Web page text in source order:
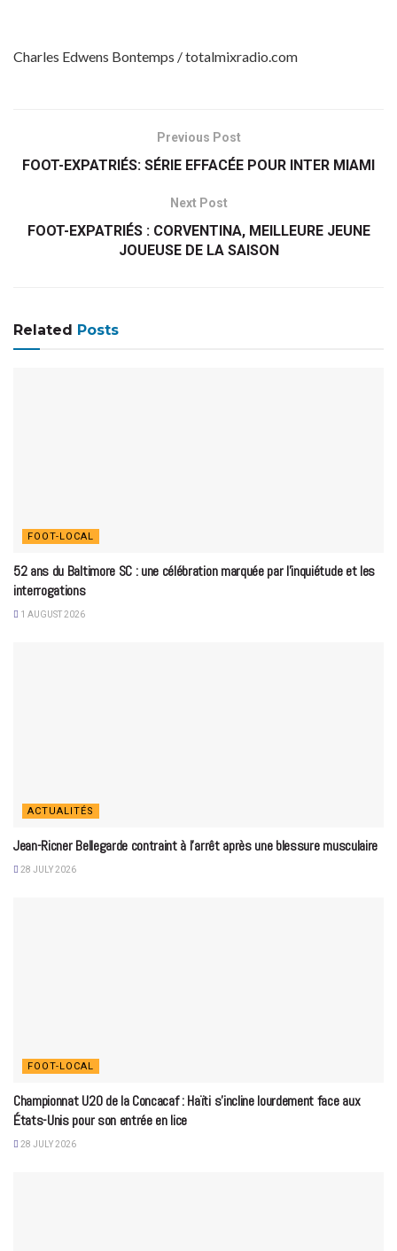
Charles Edwens Bontemps / totalmixradio.com
Previous Post
FOOT-EXPATRIÉS: SÉRIE EFFACÉE POUR INTER MIAMI
Next Post
FOOT-EXPATRIÉS : CORVENTINA, MEILLEURE JEUNE
JOUEUSE DE LA SAISON
Related Posts
FOOT-LOCAL
52 ans du Baltimore SC : une célébration marquée par l’inquiétude et les
interrogations
1 AUGUST 2026
ACTUALITÉS
Jean-Ricner Bellegarde contraint à l’arrêt après une blessure musculaire
28 JULY 2026
FOOT-LOCAL
Championnat U20 de la Concacaf : Haïti s’incline lourdement face aux
États-Unis pour son entrée en lice
28 JULY 2026